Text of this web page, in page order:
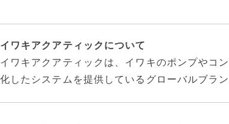
イワキアクアティックについて
イワキアクアティックは、イワキのポンプやコ
化したシステムを提供しているグローバルブラ